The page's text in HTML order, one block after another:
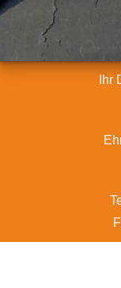
Ihr